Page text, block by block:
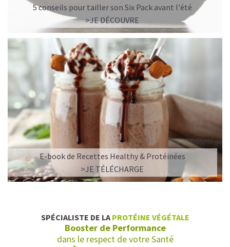
5 conseils pour tailler son Six Pack avant l'été
>JE DÉCOUVRE
E-book de Recettes Healthy & Protéinées
>JE TÉLÉCHARGE
SPÉCIALISTE DE LA PROTÉINE VÉGÉTALE
Booster de Performance
dans le respect de votre Santé